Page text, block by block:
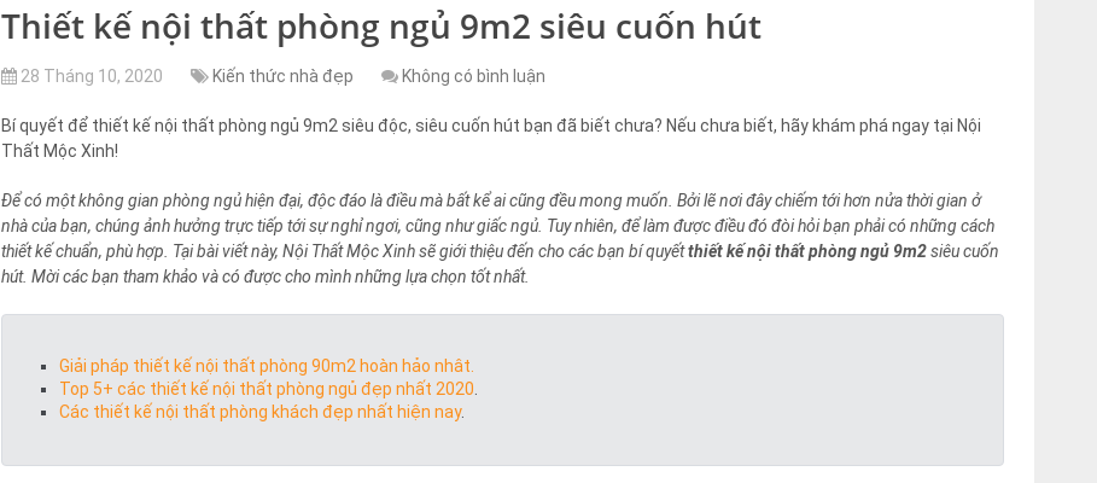
Thiết kế nội thất phòng ngủ 9m2 siêu cuốn hút
28 Tháng 10, 2020 Kiến thức nhà đẹp Không có bình luận
Bí quyết để thiết kế nội thất phòng ngủ 9m2 siêu độc, siêu cuốn hút bạn đã biết chưa? Nếu chưa biết, hãy khám phá ngay tại Nội
Thất Mộc Xinh!
Để có một không gian phòng ngủ hiện đại, độc đáo là điều mà bất kể ai cũng đều mong muốn. Bởi lẽ nơi đây chiếm tới hơn nửa thời gian ở
nhà của bạn, chúng ảnh hưởng trực tiếp tới sự nghỉ ngơi, cũng như giấc ngủ. Tuy nhiên, để làm được điều đó đòi hỏi bạn phải có những cách
thiết kế chuẩn, phù hợp. Tại bài viết này, Nội Thất Mộc Xinh sẽ giới thiệu đến cho các bạn bí quyếtthiết kế nội thất phòng ngủ 9m2siêu cuốn
hút. Mời các bạn tham khảo và có được cho mình những lựa chọn tốt nhất.
Giải pháp thiết kế nội thất phòng 90m2 hoàn hảo nhât.
Top 5+ các thiết kế nội thất phòng ngủ đẹp nhất 2020
Các thiết kế nội thất phòng khách đẹp nhất hiện nay.